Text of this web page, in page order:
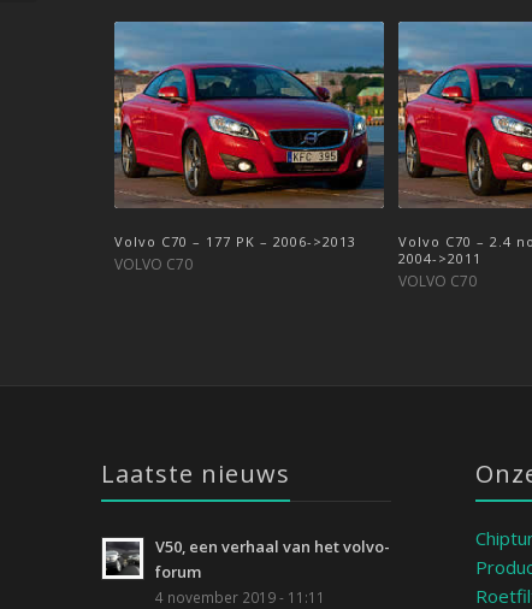
Volvo C70 – 177 PK – 2006->2013
VOLVO C70
Volvo C70 – 2.4
2004->2011
VOLVO C70
Volvo C70 – 2.0 D 136 PK – 2010-> …
VOLVO C70
Volvo C70 – D3
VOLVO C70
Laatste nieuws
V50, een verhaal van het volvo-
forum
4 november 2019 - 11:11